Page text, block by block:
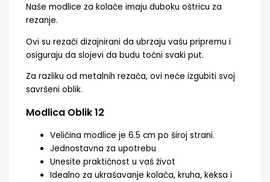
Naše modlice za kolače imaju duboku oštricu za
rezanje.
Ovi su rezači dizajnirani da ubrzaju vašu pripremu i
osiguraju da slojevi da budu točni svaki put.
Za razliku od metalnih rezača, ovi neće izgubiti svoj
savršeni oblik.
Modlica Oblik 12
Veličina modlice je 6.5 cm po široj strani.
Jednostavna za upotrebu
Unesite praktičnost u vaš život
Idealno za ukrašavanje kolača, kruha, keksa i